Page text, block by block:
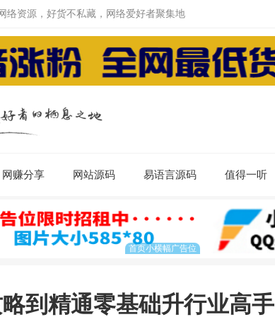
络资源，好货不私藏，网络爱好者聚集地
网赚分享 网站源码 易语言源码 值得一听
到精通零基础升行业高手